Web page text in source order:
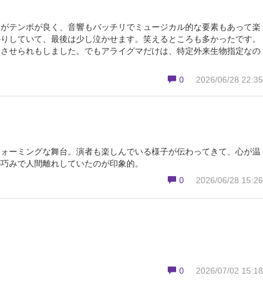
テンポが良く、音響もバッチリでミュージカル的な要素もあって楽
していて、最後は少し泣かせます。笑えるところも多かったです。
せられもしました。でもアライグマだけは、特定外来生物指定なの
0
2026/06/28 22:35
ーミングな舞台。演者も楽しんでいる様子が伝わってきて、心が温
みで人間離れしていたのが印象的。
0
2026/06/28 15:26
0
2026/07/02 15:18